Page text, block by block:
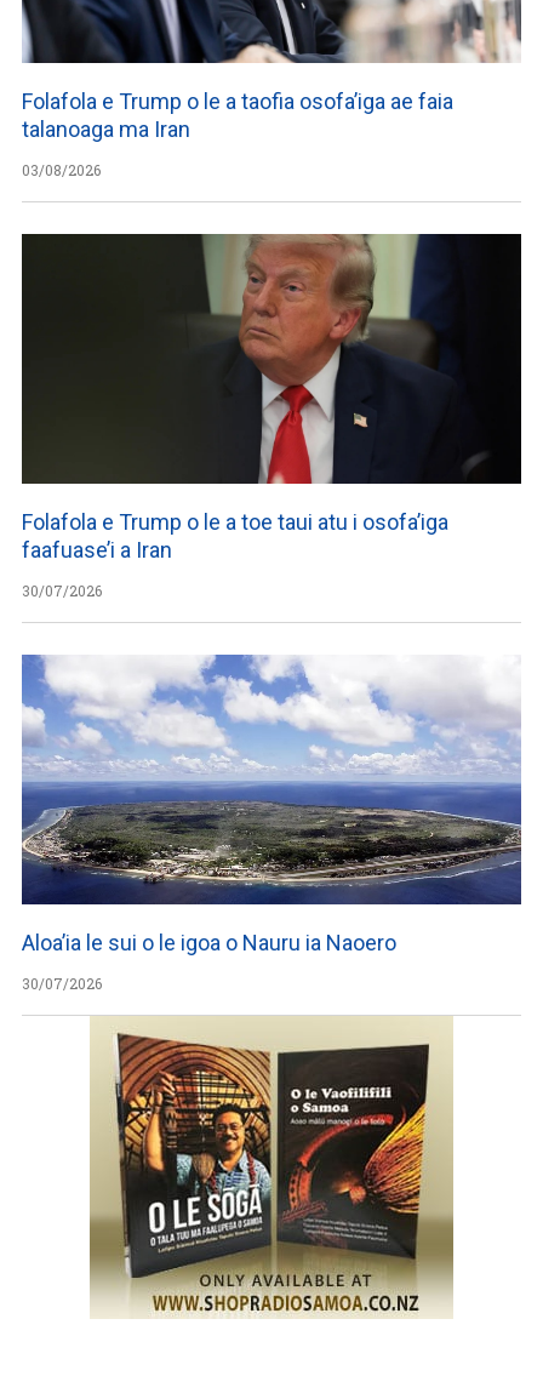
Folafola e Trump o le a taofia osofa’iga ae faia
talanoaga ma Iran
03/08/2026
Folafola e Trump o le a toe taui atu i osofa’iga
faafuase’i a Iran
30/07/2026
Aloa’ia le sui o le igoa o Nauru ia Naoero
30/07/2026